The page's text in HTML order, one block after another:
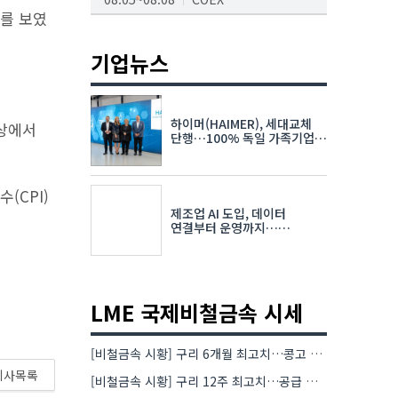
보였
에서
(CPI)
사목록
08.19~08.21
K-PRINT
08.19~08.22
자율주행모빌리티산업전
08.25~08.27
08.26~08.28 수원컨벤션센터
기업뉴스
하이머(HAIMER), 세대교체
단행…100% 독일 가족기업
제조업 AI 도입, 데이터
연결부터 운영까지…
LME 국제비철금속 시세
[비철금속 시황] 구리 6개월 최고치…콩고 수출 규제에 공급 우려 확대
[비철금속 시황] 구리 12주 최고치…공급 부족 우려에 강세